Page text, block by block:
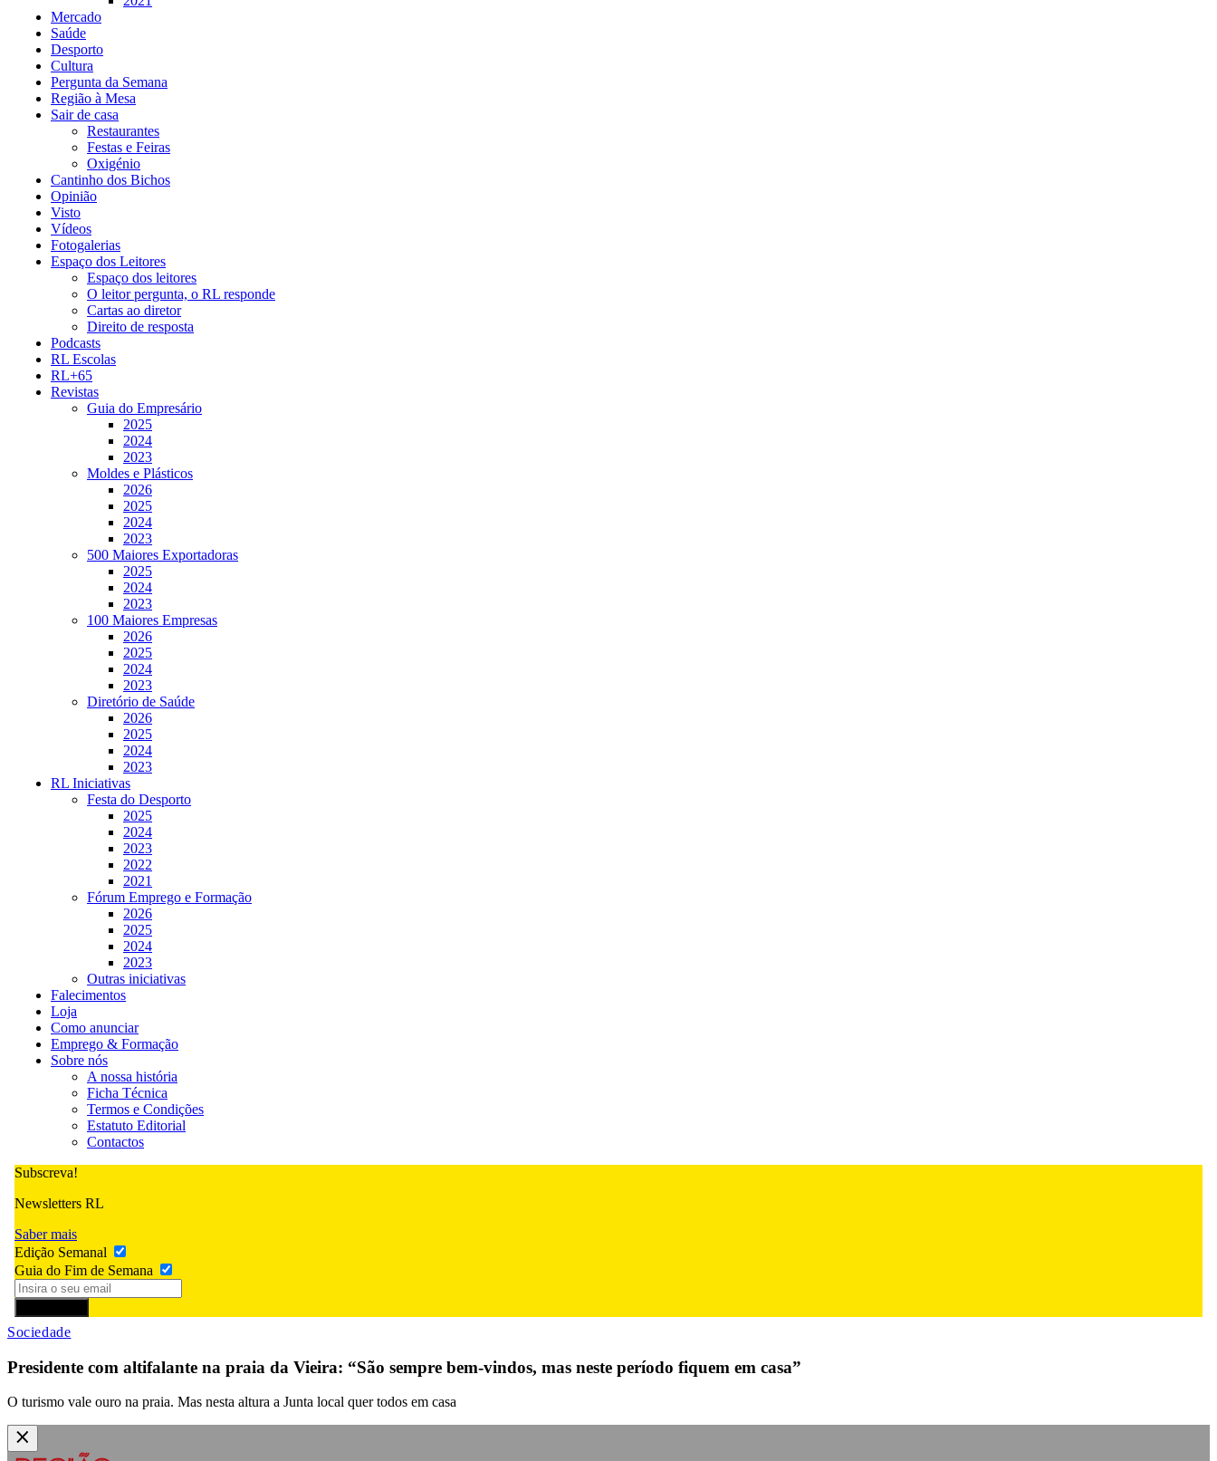
Mercado
Saúde
Desporto
Cultura
Pergunta da Semana
Região à Mesa
Sair de casa
Restaurantes
Festas e Feiras
Oxigénio
Cantinho dos Bichos
Opinião
Visto
Vídeos
Fotogalerias
Espaço dos Leitores
Espaço dos leitores
O leitor pergunta, o RL responde
Cartas ao diretor
Direito de resposta
Podcasts
RL Escolas
RL+65
Revistas
Guia do Empresário
2025
2024
2023
Moldes e Plásticos
2026
2025
2024
2023
500 Maiores Exportadoras
2025
2024
2023
100 Maiores Empresas
2026
2025
2024
2023
Diretório de Saúde
2026
2025
2024
2023
RL Iniciativas
Festa do Desporto
2025
2024
2023
2022
2021
Fórum Emprego e Formação
2026
2025
2024
2023
Outras iniciativas
Falecimentos
Loja
Como anunciar
Emprego & Formação
Sobre nós
A nossa história
Ficha Técnica
Termos e Condições
Estatuto Editorial
Contactos
Subscreva!
Newsletters RL
Saber mais
Edição Semanal
Guia do Fim de Semana
Sociedade
Presidente com altifalante na praia da Vieira: “São sempre bem-vindos, mas neste período fiquem em casa”
O turismo vale ouro na praia. Mas nesta altura a Junta local quer todos em casa